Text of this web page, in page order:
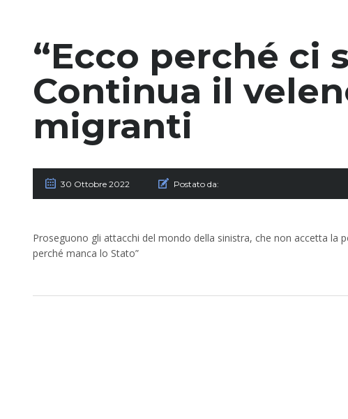
“Ecco perché ci
Continua il
migranti
30 Ottobre 2022 Postato da:
Proseguono gli attacchi del mondo della sinistra, che non accetta la
perché manca lo Stato”